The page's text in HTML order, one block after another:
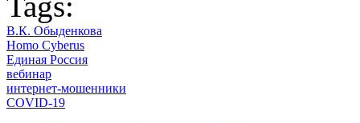
В.К. Обыденкова
Homo Cyberus
Единая Россия
вебинар
интернет-мошенники
COVID-19